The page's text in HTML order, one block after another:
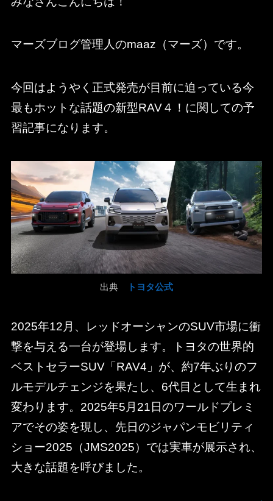
マーズブログ管理人のmaaz（マーズ）です。
今回はようやく正式発売が目前に迫っている今
最もホットな話題の新型RAV４！に関しての予
習記事になります。
出典 トヨタ公式
2025年12月、レッドオーシャンのSUV市場に衝
撃を与える一台が登場します。トヨタの世界的
ベストセラーSUV「RAV4」が、約7年ぶりのフ
ルモデルチェンジを果たし、6代目として生まれ
変わります。2025年5月21日のワールドプレミ
アでその姿を現し、先日のジャパンモビリティ
ショー2025（JMS2025）では実車が展示され、
大きな話題を呼びました。